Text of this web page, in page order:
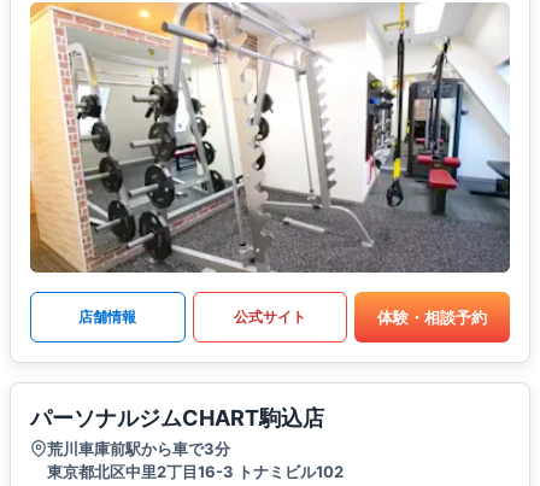
店舗情報 公式サイト 体験・相談予約
パーソナルジムCHART駒込店
荒川車庫前駅から車で3分
東京都北区中里2丁目16-3 トナミビル102